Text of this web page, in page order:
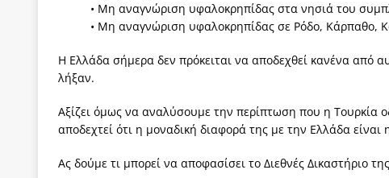
• Μη αναγνώριση υφαλοκρηπίδας στα νησιά του
• Μη αναγνώριση υφαλοκρηπίδας σε Ρόδο, Κάρπαθο,
Η Ελλάδα σήμερα δεν πρόκειται να αποδεχθεί κανένα από
λήξαν.
Αξίζει όμως να αναλύσουμε την περίπτωση που η Τουρκία
αποδεχτεί ότι η μοναδική διαφορά της με την Ελλάδα
Ας δούμε τι μπορεί να αποφασίσει το Διεθνές Δικαστήριο